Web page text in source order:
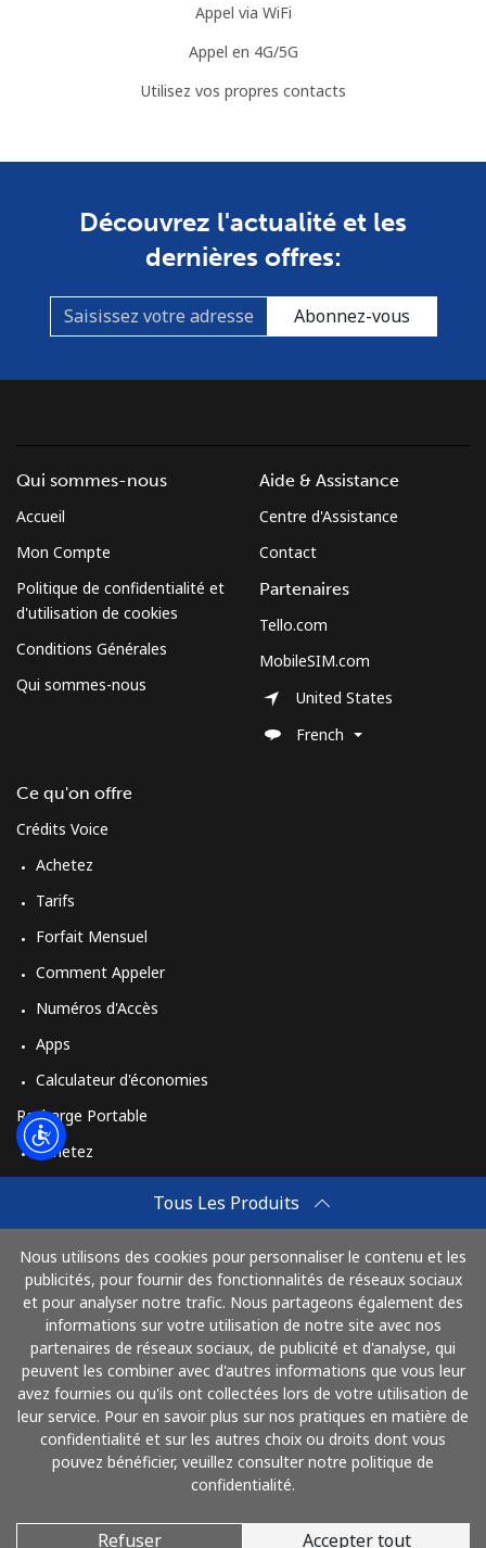
Appel via WiFi
Appel en 4G/5G
Utilisez vos propres contacts
Découvrez l'actualité et les
dernières offres:
Abonnez-vous
Tous Les Produits
Nous utilisons des cookies pour personnaliser le contenu et les
publicités, pour fournir des fonctionnalités de réseaux sociaux
et pour analyser notre trafic. Nous partageons également des
informations sur votre utilisation de notre site avec nos
partenaires de réseaux sociaux, de publicité et d'analyse, qui
peuvent les combiner avec d'autres informations que vous leur
avez fournies ou qu'ils ont collectées lors de votre utilisation de
leur service. Pour en savoir plus sur nos pratiques en matière de
confidentialité et sur les autres choix ou droits dont vous
pouvez bénéficier, veuillez consulter notre politique de
confidentialité.
Refuser Accepter tout
Qui sommes-nous
Accueil
Mon Compte
Politique de confidentialité et
d'utilisation de cookies
Conditions Générales
Qui sommes-nous
Ce qu'on offre
Crédits Voice
Achetez
Tarifs
Forfait Mensuel
Comment Appeler
Numéros d'Accès
Apps
Calculateur d'économies
Recharge Portable
Achetez
Achetez
Mode de fonctionnement
Aide & Assistance
Centre d'Assistance
Contact
Partenaires
Tello.com
MobileSIM.com
United States
French
Payez avec